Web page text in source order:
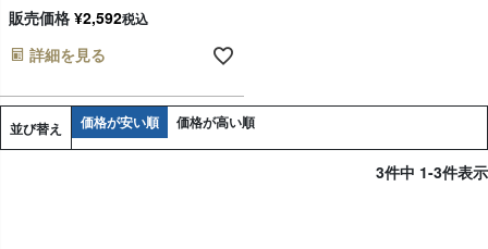
販売価格 ¥2,592税込
詳細を見る
並び替え 価格が安い順 価格が高い順
3件中 1-3件表示